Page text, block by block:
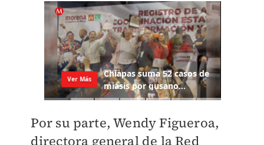
Por su parte, Wendy Figueroa,
directora general de la Red